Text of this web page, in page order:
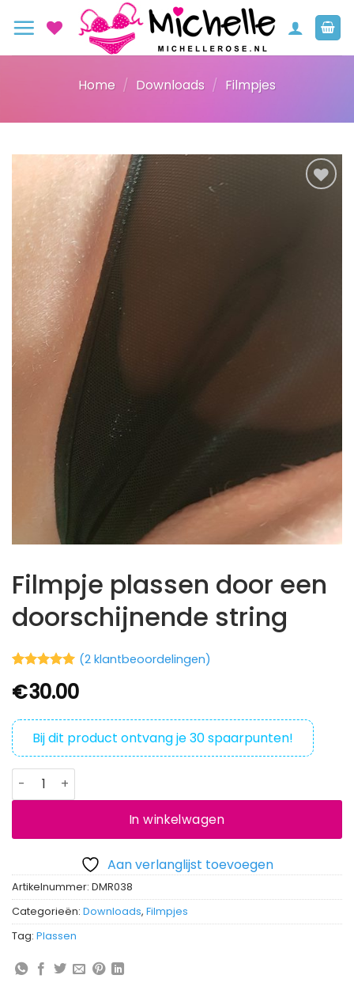
naar
Home / Downloads / Filmpjes
Filmpje plassen door een
doorschijnende string
5op 5
gebaseerd
klantbeoordelingen
(2klantbeoordelingen)
€30.00
Bij dit product ontvang je30spaarpunten!
Filmpje plassen door een doorschijnende string aantal
In winkelwagen
Aan verlanglijst toevoegen
Artikelnummer: DMR038
Categorieën: Downloads, Filmpjes
Tag: Plassen